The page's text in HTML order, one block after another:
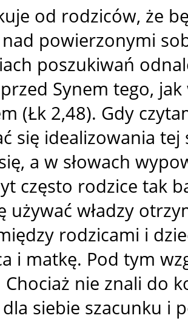
od rodziców, że
powierzonymi
poszukiwań
Synem tego,
(Łk 2,48). Gdy
się idealizowania
a w słowach
często rodzice tak
używać władzy
rodzicami i
i matkę. Pod tym
nie znali do
siebie szacunku i